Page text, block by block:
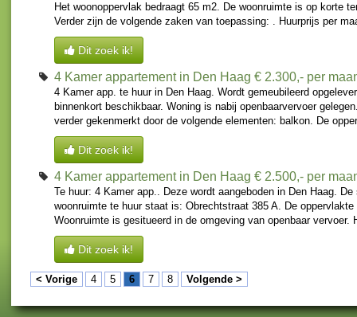
Het woonoppervlak bedraagt 65 m2. De woonruimte is op korte
Verder zijn de volgende zaken van toepassing: . Huurprijs per
Dit zoek ik!
4 Kamer appartement in Den Haag € 2.300,- per
4 Kamer app. te huur in Den Haag. Wordt gemeubileerd
binnenkort beschikbaar. Woning is nabij openbaarvervoer
verder gekenmerkt door de volgende elementen: balkon. De
Dit zoek ik!
4 Kamer appartement in Den Haag € 2.500,- per
Te huur: 4 Kamer app.. Deze wordt aangeboden in Den Haag.
woonruimte te huur staat is: Obrechtstraat 385 A. De
Woonruimte is gesitueerd in de omgeving van openbaar vervoer.
Dit zoek ik!
< Vorige 4 5 6 7 8 Volgende >